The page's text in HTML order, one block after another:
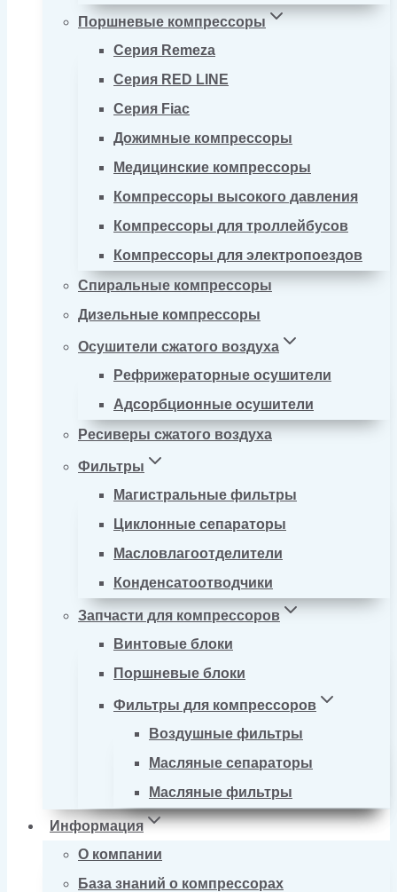
Поршневые компрессоры
Серия Remeza
Серия RED LINE
Серия Fiac
Дожимные компрессоры
Медицинские компрессоры
Компрессоры высокого давления
Компрессоры для троллейбусов
Компрессоры для электропоездов
Спиральные компрессоры
Дизельные компрессоры
Осушители сжатого воздуха
Рефрижераторные осушители
Адсорбционные осушители
Ресиверы сжатого воздуха
Фильтры
Магистральные фильтры
Циклонные сепараторы
Масловлагоотделители
Конденсатоотводчики
Запчасти для компрессоров
Винтовые блоки
Поршневые блоки
Фильтры для компрессоров
Воздушные фильтры
Масляные сепараторы
Масляные фильтры
Информация
О компании
База знаний о компрессорах